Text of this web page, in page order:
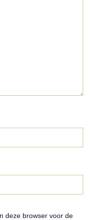
deze browser voor de